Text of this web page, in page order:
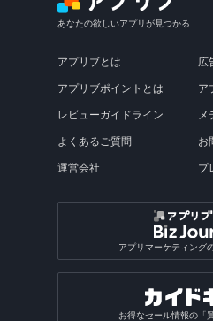
あなたの欲しいアプリが見つかる
アプリブとは
アプリブポイントとは
レビューガイドライン
よくあるご質問
運営会社
広
ア
メ
お
プ
アプリマーケティング
お得なセール情報の「